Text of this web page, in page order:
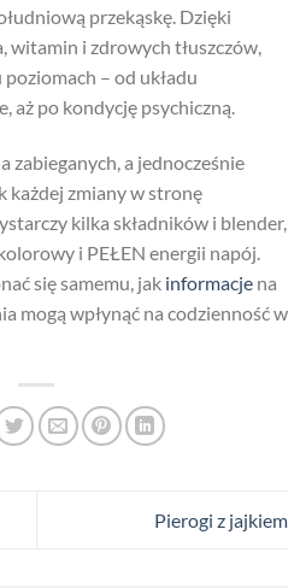
przekąskę. Dzięki
witamin i zdrowych tłuszczów,
– od układu
aż po kondycję psychiczną.
zabieganych, a jednocześnie
każdej zmiany w stronę
kilka składników i blender,
i PEŁEN energii napój.
się samemu, jak informacje na
mogą wpłynąć na codzienność w
Pierogi z jajkiem